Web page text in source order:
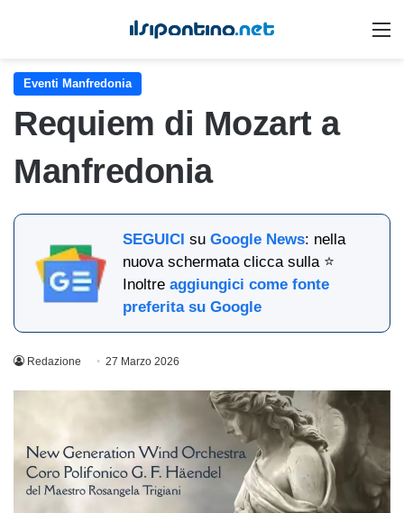
Eventi Manfredonia
Requiem di Mozart a
Manfredonia
SEGUICI suGoogle News: nella
nuova schermata clicca sulla ⭐
Inoltreaggiungici come fonte
preferita su Google
Redazione 27 Marzo 2026